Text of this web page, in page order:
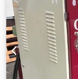
documentación. Es
instalaciones.